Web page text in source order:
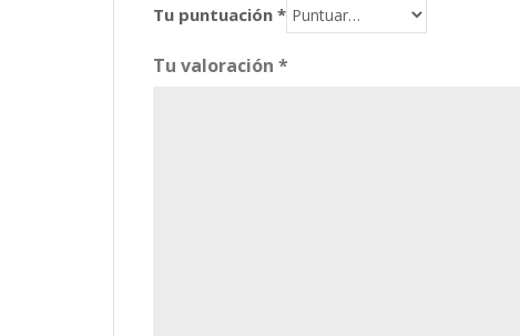
Tu puntuación *
Tu valoración *